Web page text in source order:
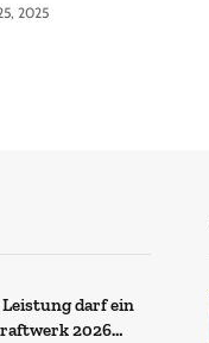
2025
darf ein
2026